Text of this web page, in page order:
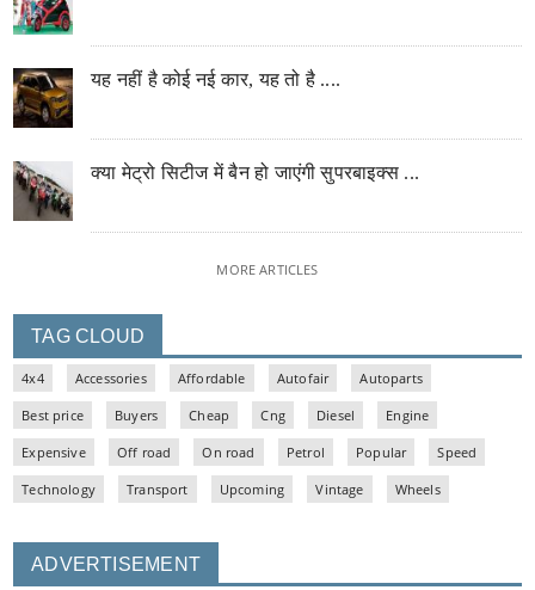
यह नहीं है कोई नई कार, यह तो है ....
क्या मेट्रो सिटीज में बैन हो जाएंगी सुपरबाइक्स ...
MORE ARTICLES
TAG CLOUD
4x4 Accessories Affordable Autofair Autoparts
Best price Buyers Cheap Cng Diesel Engine
Expensive Off road On road Petrol Popular Speed
Technology Transport Upcoming Vintage Wheels
ADVERTISEMENT